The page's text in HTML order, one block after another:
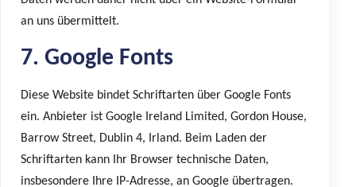
an uns übermittelt.
7. Google Fonts
Diese Website bindet Schriftarten über Google Fonts
ein. Anbieter ist Google Ireland Limited, Gordon House,
Barrow Street, Dublin 4, Irland. Beim Laden der
Schriftarten kann Ihr Browser technische Daten,
insbesondere Ihre IP-Adresse, an Google übertragen.